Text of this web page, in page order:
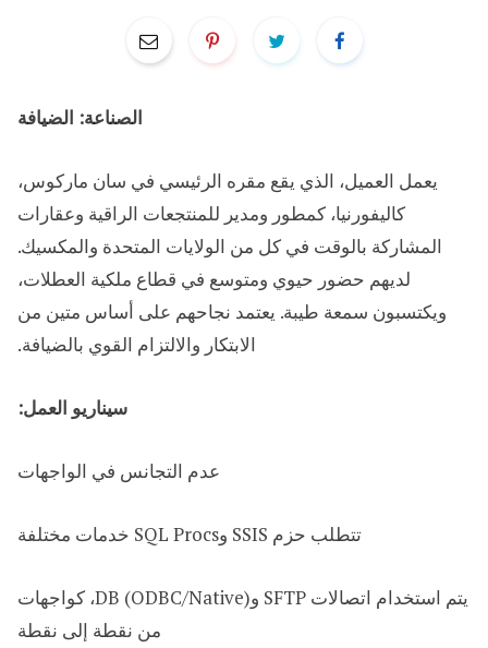
الصناعة: الضيافة
يعمل العميل، الذي يقع مقره الرئيسي في سان ماركوس،
كاليفورنيا، كمطور ومدير للمنتجعات الراقية وعقارات
المشاركة بالوقت في كل من الولايات المتحدة والمكسيك.
لديهم حضور حيوي ومتوسع في قطاع ملكية العطلات،
ويكتسبون سمعة طيبة. يعتمد نجاحهم على أساس متين من
الابتكار والالتزام القوي بالضيافة.
سيناريو العمل:
عدم التجانس في الواجهات
تتطلب حزم SSIS وSQL Procs خدمات مختلفة
يتم استخدام اتصالات SFTP وDB (ODBC/Native)، كواجهات
من نقطة إلى نقطة